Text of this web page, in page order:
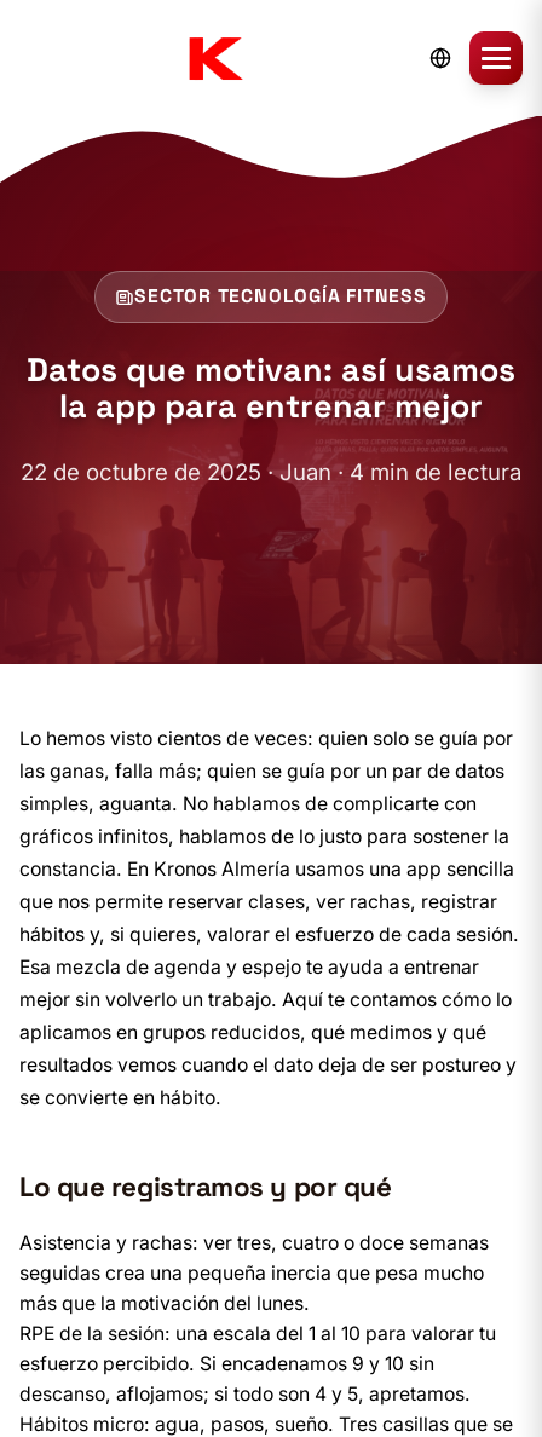
SECTOR TECNOLOGÍA FITNESS
Datos que motivan: así usamos
la app para entrenar mejor
22 de octubre de 2025 · Juan · 4 min de lectura
Lo hemos visto cientos de veces: quien solo se guía por
las ganas, falla más; quien se guía por un par de datos
simples, aguanta. No hablamos de complicarte con
gráficos infinitos, hablamos de lo justo para sostener la
constancia. En Kronos Almería usamos una app sencilla
que nos permite reservar clases, ver rachas, registrar
hábitos y, si quieres, valorar el esfuerzo de cada sesión.
Esa mezcla de agenda y espejo te ayuda a entrenar
mejor sin volverlo un trabajo. Aquí te contamos cómo lo
aplicamos en grupos reducidos, qué medimos y qué
resultados vemos cuando el dato deja de ser postureo y
se convierte en hábito.
Lo que registramos y por qué
Asistencia y rachas: ver tres, cuatro o doce semanas
seguidas crea una pequeña inercia que pesa mucho
más que la motivación del lunes.
RPE de la sesión: una escala del 1 al 10 para valorar tu
esfuerzo percibido. Si encadenamos 9 y 10 sin
descanso, aflojamos; si todo son 4 y 5, apretamos.
Hábitos micro: agua, pasos, sueño. Tres casillas que se